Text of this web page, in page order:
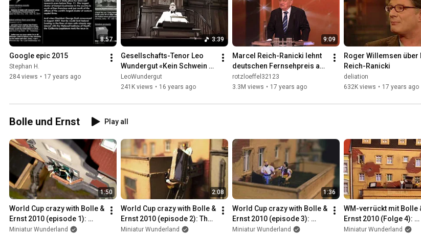
8:57
Google epic 2015
Stephan H.
284 views • 17 years ago
3:39
Gesellschafts-Tenor Leo
Wundergut «Kein Schwein
steckt mich an»
LeoWundergut
241K views • 16 years ago
9:09
Marcel Reich-Ranicki lehnt
deutschen Fernsehpreis ab
(volle Länge)
rotzloeffel32123
3.3M views • 17 years ago
Roger Willemsen über
Reich-Ranicki
deliation
632K views • 17 years ago
Bolle und Ernst Play all
1:50
World Cup crazy with Bolle &
Ernst 2010 (episode 1):
Transferred
Miniatur Wunderland
2:08
World Cup crazy with Bolle &
Ernst 2010 (episode 2): The
new TV
Miniatur Wunderland
1:36
World Cup crazy with Bolle &
Ernst 2010 (episode 3):
Down Under
Miniatur Wunderland
WM-verrückt mit Bolle
Ernst 2010 (Folge 4):
Vuvuzela
Miniatur Wunderland